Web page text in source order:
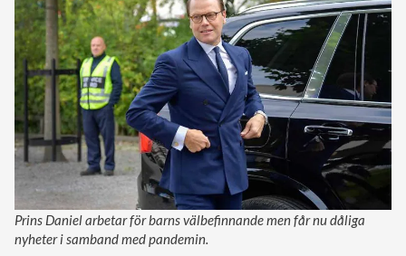
Prins Daniel arbetar för barns välbefinnande men får nu dåliga
nyheter i samband med pandemin.